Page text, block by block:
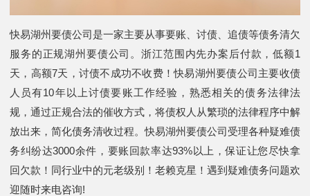
快易湖州要债公司是一家主要从事要账、讨债、追债等债务清欠
服务的正规湖州要债公司。浙江范围内先办案后付款，低额1
天，高额7天，讨债不成功不收费！快易湖州要债公司主要收债
人员有10年以上讨债要账工作经验，熟悉相关的债务法律法
规，通过正规合法的催收方式，将债权人从繁琐的法律程序中解
放出来，简化债务清收过程。快易湖州要债公司受理各种疑难债
务纠纷达3000余件，要账回款率达93%以上，保证让您尽快拿
回欠款！同行业中的元老级别！老赖克星！遇到疑难债务问题欢
迎随时来电咨询!